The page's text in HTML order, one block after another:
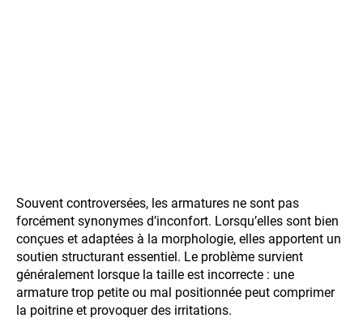
Souvent controversées, les armatures ne sont pas
forcément synonymes d’inconfort. Lorsqu’elles sont bien
conçues et adaptées à la morphologie, elles apportent un
soutien structurant essentiel. Le problème survient
généralement lorsque la taille est incorrecte : une
armature trop petite ou mal positionnée peut comprimer
la poitrine et provoquer des irritations.